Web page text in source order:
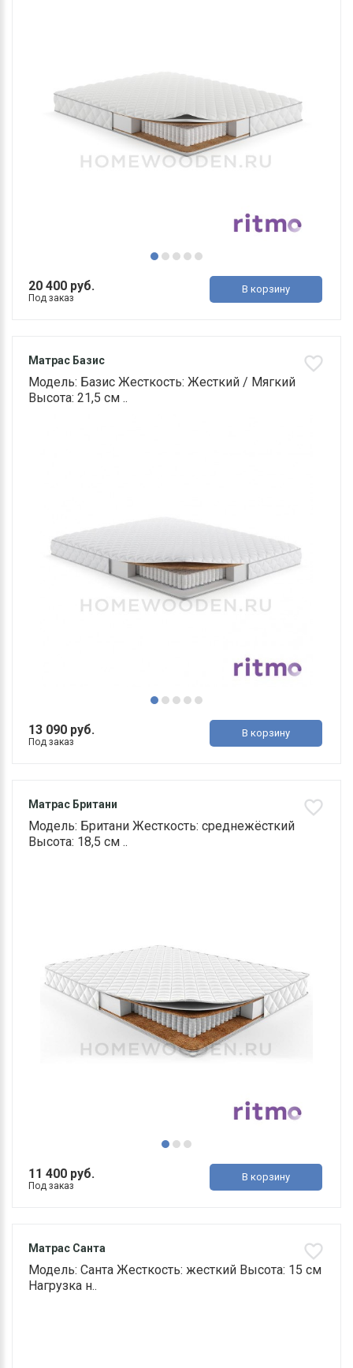
20 400 руб.
Под заказ
В корзину
Матрас Базис
Модель: Базис Жесткость: Жесткий / Мягкий
Высота: 21,5 см ..
13 090 руб.
Под заказ
В корзину
Матрас Британи
Модель: Британи Жесткость: среднежёсткий
Высота: 18,5 см ..
11 400 руб.
Под заказ
В корзину
Матрас Санта
Модель: Санта Жесткость: жесткий Высота: 15 см
Нагрузка н..